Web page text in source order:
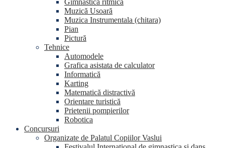
Gimnastică ritmică
Muzică Usoară
Muzica Instrumentala (chitara)
Pian
Pictură
Tehnice
Automodele
Grafica asistata de calculator
Informatică
Karting
Matematică distractivă
Orientare turistică
Prietenii pompierilor
Robotica
Concursuri
Organizate de Palatul Copiilor Vaslui